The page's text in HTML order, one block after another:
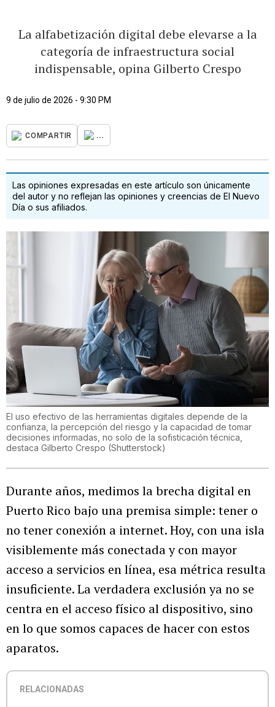
La alfabetización digital debe elevarse a la
categoría de infraestructura social
indispensable, opina Gilberto Crespo
9 de julio de 2026 - 9:30 PM
COMPARTIR ...
Las opiniones expresadas en este artículo son únicamente
del autor y no reflejan las opiniones y creencias de El Nuevo
Día o sus afiliados.
El uso efectivo de las herramientas digitales depende de la
confianza, la percepción del riesgo y la capacidad de tomar
decisiones informadas, no solo de la sofisticación técnica,
destaca Gilberto Crespo (Shutterstock)
Durante años, medimos la brecha digital en
Puerto Rico bajo una premisa simple: tener o
no tener conexión a internet. Hoy, con una isla
visiblemente más conectada y con mayor
acceso a servicios en línea, esa métrica resulta
insuficiente. La verdadera exclusión ya no se
centra en el acceso físico al dispositivo, sino
en lo que somos capaces de hacer con estos
aparatos.
RELACIONADAS